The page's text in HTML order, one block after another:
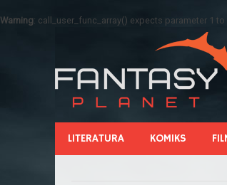
Warning: call_user_func_array() expects parameter 1
LITERATURA KOMIKS